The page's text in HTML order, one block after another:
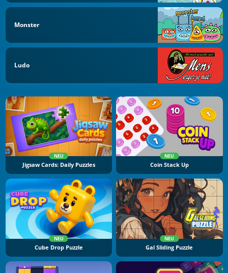
Monster
Ludo
NEU
Jigsaw Cards: Daily Puzzles
NEU
Coin Stack Up
NEU
Cube Drop Puzzle
NEU
Gal Sliding Puzzle